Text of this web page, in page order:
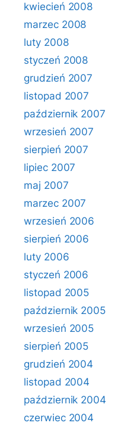
kwiecień 2008
marzec 2008
luty 2008
styczeń 2008
grudzień 2007
listopad 2007
październik 2007
wrzesień 2007
sierpień 2007
lipiec 2007
maj 2007
marzec 2007
wrzesień 2006
sierpień 2006
luty 2006
styczeń 2006
listopad 2005
październik 2005
wrzesień 2005
sierpień 2005
grudzień 2004
listopad 2004
październik 2004
czerwiec 2004